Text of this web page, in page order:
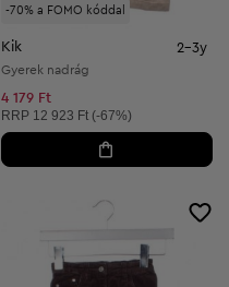
-70% a FOMO kóddal
Kik 2-3y
Gyerek nadrág
4 179 Ft
Ajánlott ár:
RRP 12 923 Ft (-67%)